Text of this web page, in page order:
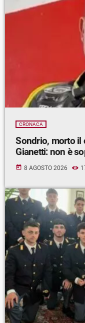
CRONACA
Sondrio, morto il
Gianetti: non è
today 8 AGOSTO 2026